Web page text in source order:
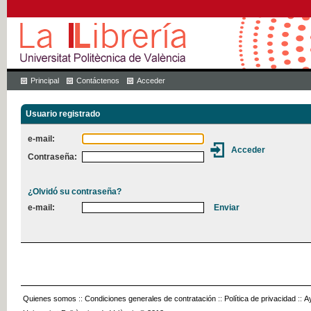
Principal Contáctenos Acceder
Usuario registrado
e-mail:
Contraseña:
¿Olvidó su contraseña?
e-mail:
Quienes somos :: Condiciones generales de contratación :: Política de privacidad ::